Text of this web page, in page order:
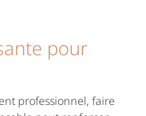
pour
professionnel, faire